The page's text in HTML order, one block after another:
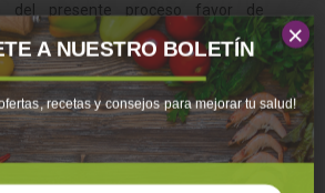
del presente proceso favor de
al correo
nutramos@nutramos.comy con
atendida.
el uso o divulgación de sus datos,
recibir promociones de nuestros
y servicios, puede solicitarlo a
A NUESTRO BOLETÍN
recetas y consejos para mejorar tu salud!
×